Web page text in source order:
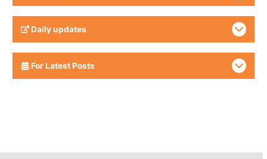
Daily updates
For Latest Posts